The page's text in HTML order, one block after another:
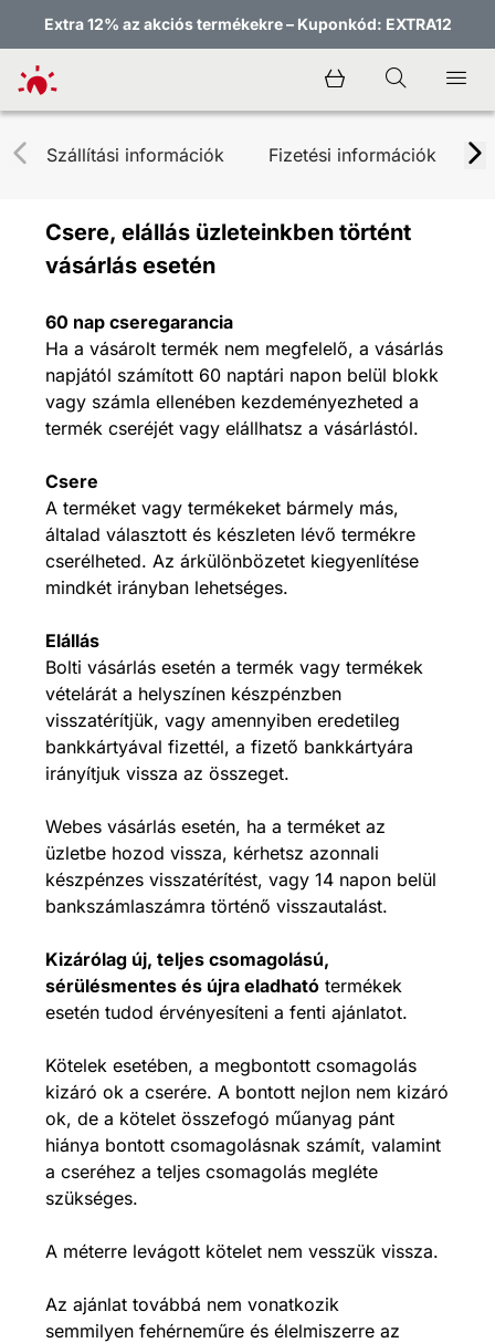
Extra 12% az akciós termékekre – Kuponkód: EXTRA12
Szállítási információk Fizetési információk
Csere, elállás üzleteinkben történt
vásárlás esetén
60 nap cseregarancia
Ha a vásárolt termék nem megfelelő, a vásárlás
napjától számított 60 naptári napon belül blokk
vagy számla ellenében kezdeményezheted a
termék cseréjét vagy elállhatsz a vásárlástól.
Csere
A terméket vagy termékeket bármely más,
általad választott és készleten lévő termékre
cserélheted. Az árkülönbözetet kiegyenlítése
mindkét irányban lehetséges.
Elállás
Bolti vásárlás esetén a termék vagy termékek
vételárát a helyszínen készpénzben
visszatérítjük, vagy amennyiben eredetileg
bankkártyával fizettél, a fizető bankkártyára
irányítjuk vissza az összeget.
Webes vásárlás esetén, ha a terméket az
üzletbe hozod vissza, kérhetsz azonnali
készpénzes visszatérítést, vagy 14 napon belül
bankszámlaszámra történő visszautalást.
Kizárólag új, teljes csomagolású,
sérülésmentes és újra eladható termékek
esetén tudod érvényesíteni a fenti ajánlatot.
Kötelek esetében, a megbontott csomagolás
kizáró ok a cserére. A bontott nejlon nem kizáró
ok, de a kötelet összefogó műanyag pánt
hiánya bontott csomagolásnak számít, valamint
a cseréhez a teljes csomagolás megléte
szükséges.
A méterre levágott kötelet nem vesszük vissza.
Az ajánlat továbbá nem vonatkozik
semmilyen fehérneműre és élelmiszerre az